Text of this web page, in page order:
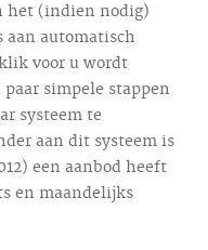
het (indien nodig)
automatisch
voor u wordt
simpele stappen
systeem te
aan dit systeem is
een aanbod heeft
en maandelijks